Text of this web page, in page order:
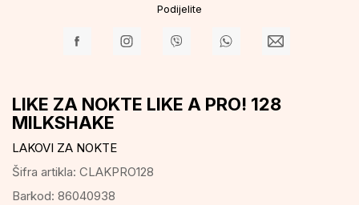
Podijelite
LIKE ZA NOKTE LIKE A PRO! 128
MILKSHAKE
LAKOVI ZA NOKTE
Šifra artikla: CLAKPRO128
Barkod: 86040938